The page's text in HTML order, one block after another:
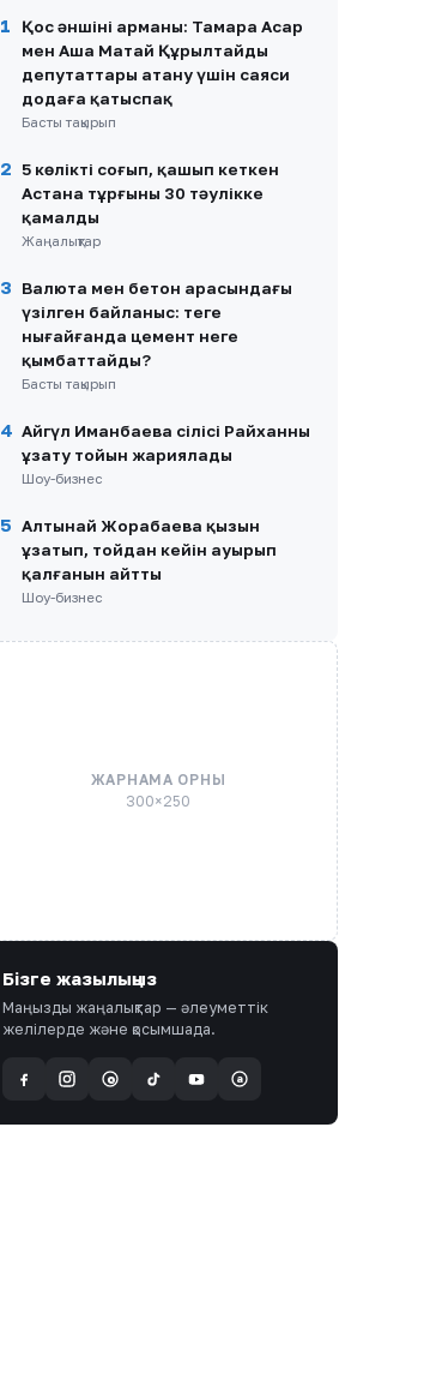
10
Turkish Airlines 981 рейсінің
апаты: 346 адам қаза
тапқан әуе трагедиясы
1
Қос әншінің арманы: Тамара Асар
мен Аша Матай Құрылтайдың
депутаттары атану үшін саяси
додаға қатыспақ
Басты тақырып
2
5 көлікті соғып, қашып кеткен
Астана тұрғыны 30 тәулікке
қамалды
Жаңалықтар
3
Валюта мен бетон арасындағы
үзілген байланыс: теңге
нығайғанда цемент неге
қымбаттайды?
Басты тақырып
4 Айгүл Иманбаева сіңлісі Райханның
ұзату тойын жариялады
Шоу-бизнес
5 Алтынай Жорабаева қызын
ұзатып, тойдан кейін ауырып
қалғанын айтты
Шоу-бизнес
ЖАРНАМА ОРНЫ
300×250
Бізге жазылыңыз
Маңызды жаңалықтар — әлеуметтік
желілерде және қосымшада.
@ a